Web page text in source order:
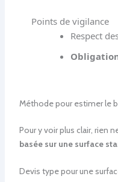
Points de vigilance
Respect
Méthode pour estimer le
Pour y voir plus clair, rien
basée sur une surface
Devis type pour une